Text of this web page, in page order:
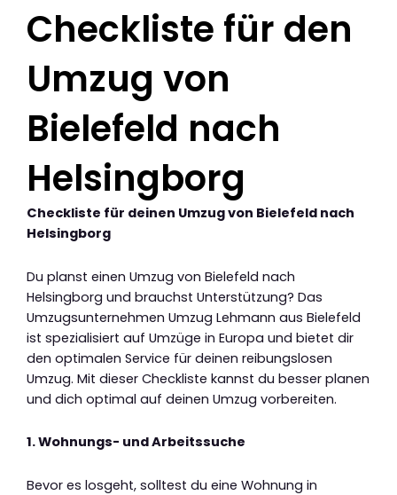
Checkliste für den
Umzug von
Bielefeld nach
Helsingborg
Checkliste für deinen Umzug von Bielefeld nach
Helsingborg
Du planst einen Umzug von Bielefeld nach
Helsingborg und brauchst Unterstützung? Das
Umzugsunternehmen Umzug Lehmann aus Bielefeld
ist spezialisiert auf Umzüge in Europa und bietet dir
den optimalen Service für deinen reibungslosen
Umzug. Mit dieser Checkliste kannst du besser planen
und dich optimal auf deinen Umzug vorbereiten.
1. Wohnungs- und Arbeitssuche
Bevor es losgeht, solltest du eine Wohnung in